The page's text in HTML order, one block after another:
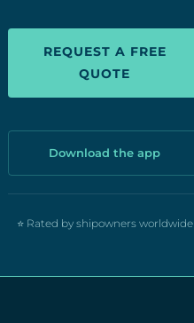
REQUEST A FREE
QUOTE
Download the app
⭐ Rated by shipowners worldwide